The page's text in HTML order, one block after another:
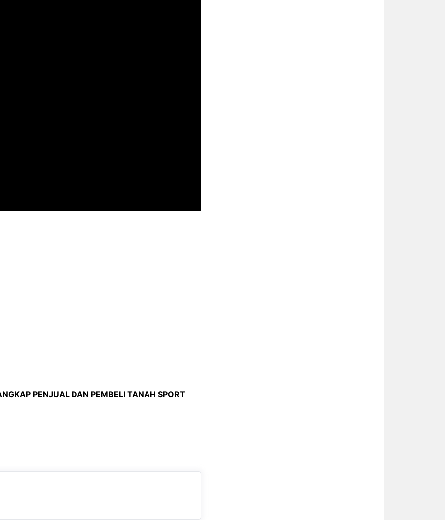
PENJUAL DAN PEMBELI TANAH SPORT